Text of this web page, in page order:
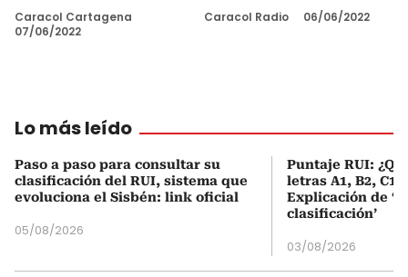
Caracol Cartagena
07/06/2022
Caracol Radio 06/06/2022
Lo más leído
Paso a paso para consultar su
clasificación del RUI, sistema que
evoluciona el Sisbén: link oficial
05/08/2026
Puntaje RUI:
letras A1, B2, C1
Explicación de
clasificación’
03/08/2026